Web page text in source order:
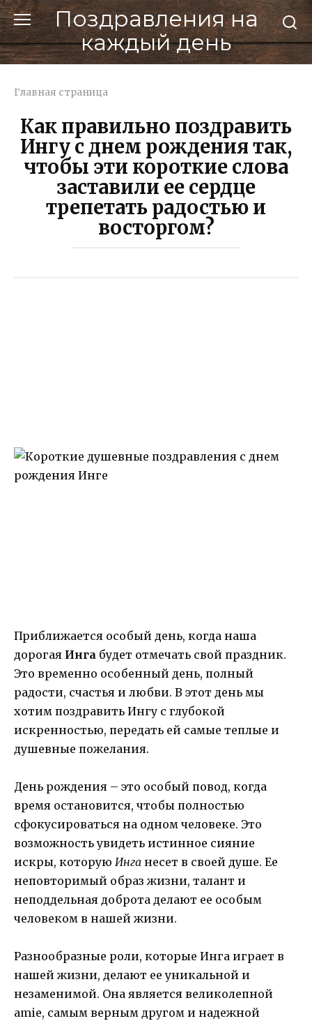
Перейти
к
контенту
Поздравления на
каждый день
Главная страница
Как правильно поздравить
Ингу с днем рождения так,
чтобы эти короткие слова
заставили ее сердце
трепетать радостью и
восторгом?
Приближается особый день, когда наша
дорогая Инга будет отмечать свой праздник.
Это временно особенный день, полный
радости, счастья и любви. В этот день мы
хотим поздравить Ингу с глубокой
искренностью, передать ей самые теплые и
душевные пожелания.
День рождения – это особый повод, когда
время остановится, чтобы полностью
сфокусироваться на одном человеке. Это
возможность увидеть истинное сияние
искры, которую Инга несет в своей душе. Ее
неповторимый образ жизни, талант и
неподдельная доброта делают ее особым
человеком в нашей жизни.
Разнообразные роли, которые Инга играет в
нашей жизни, делают ее уникальной и
незаменимой. Она является великолепной
amie, самым верным другом и надежной